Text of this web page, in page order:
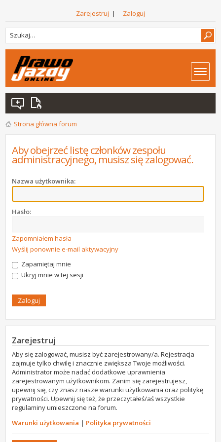
Zarejestruj | Zaloguj
Strona główna forum
Aby obejrzeć listę członków zespołu
administracyjnego, musisz się zalogować.
Nazwa użytkownika:
Hasło:
Zapomniałem hasła
Wyślij ponownie e-mail aktywacyjny
Zapamiętaj mnie
Ukryj mnie w tej sesji
Zarejestruj
Aby się zalogować, musisz być zarejestrowany/a. Rejestracja
zajmuje tylko chwilę i znacznie zwiększa Twoje możliwości.
Administrator może nadać dodatkowe uprawnienia
zarejestrowanym użytkownikom. Zanim się zarejestrujesz,
upewnij się, czy znasz nasze warunki użytkowania oraz politykę
prywatności. Upewnij się też, że przeczytałeś/aś wszystkie
regulaminy umieszczone na forum.
Warunki użytkowania | Polityka prywatności